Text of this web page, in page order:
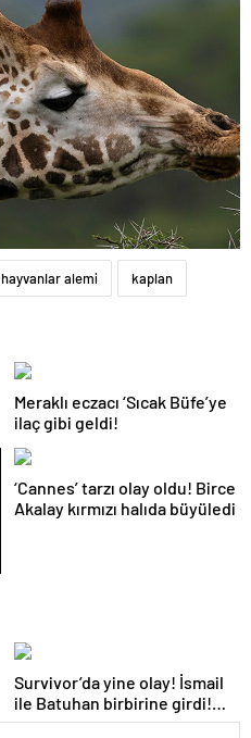
hayvanlar alemi kaplan
Meraklı eczacı ‘Sıcak Büfe’ye
ilaç gibi geldi!
‘Cannes’ tarzı olay oldu! Birce
Akalay kırmızı halıda büyüledi
Survivor’da yine olay! İsmail
ile Batuhan birbirine girdi!
İşte verilen ceza